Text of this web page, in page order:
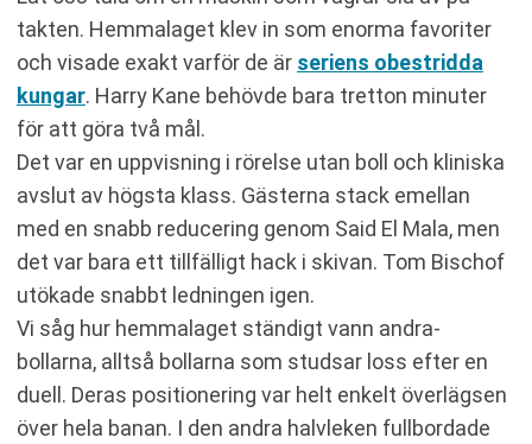
takten. Hemmalaget klev in som enorma favoriter
och visade exakt varför de är seriens obestridda
kungar. Harry Kane behövde bara tretton minuter
för att göra två mål.
Det var en uppvisning i rörelse utan boll och kliniska
avslut av högsta klass. Gästerna stack emellan
med en snabb reducering genom Said El Mala, men
det var bara ett tillfälligt hack i skivan. Tom Bischof
utökade snabbt ledningen igen.
Vi såg hur hemmalaget ständigt vann andra-
bollarna, alltså bollarna som studsar loss efter en
duell. Deras positionering var helt enkelt överlägsen
över hela banan. I den andra halvleken fullbordade